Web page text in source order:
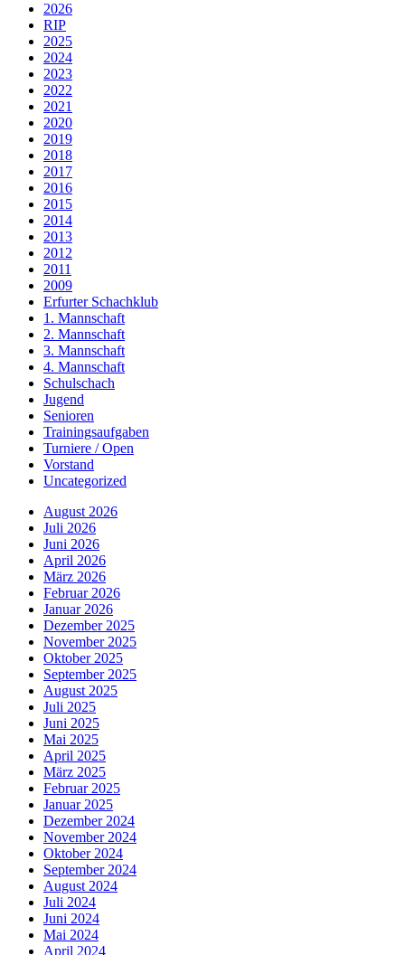
2026
RIP
2025
2024
2023
2022
2021
2020
2019
2018
2017
2016
2015
2014
2013
2012
2011
2009
Erfurter Schachklub
1. Mannschaft
2. Mannschaft
3. Mannschaft
4. Mannschaft
Schulschach
Jugend
Senioren
Trainingsaufgaben
Turniere / Open
Vorstand
Uncategorized
August 2026
Juli 2026
Juni 2026
April 2026
März 2026
Februar 2026
Januar 2026
Dezember 2025
November 2025
Oktober 2025
September 2025
August 2025
Juli 2025
Juni 2025
Mai 2025
April 2025
März 2025
Februar 2025
Januar 2025
Dezember 2024
November 2024
Oktober 2024
September 2024
August 2024
Juli 2024
Juni 2024
Mai 2024
April 2024